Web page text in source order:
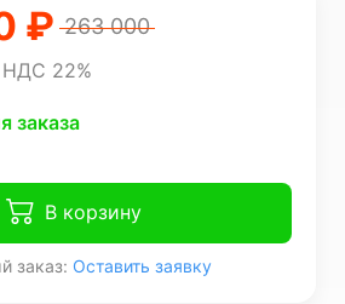
₽ 263 000
НДС 22%
заказа
В корзину
заказ: Оставить заявку